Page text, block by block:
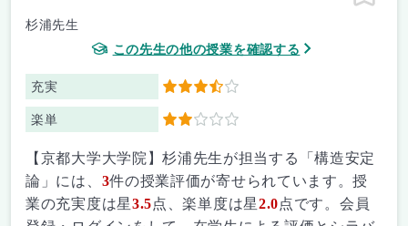
杉浦先生
この先生の他の授業を確認する
充実 3.5
楽単 2
【京都大学大学院】杉浦先生が担当する「構造安定
論」には、 3件の授業評価が寄せられています。授
業の充実度は星3.5点、楽単度は星2.0点です。会員